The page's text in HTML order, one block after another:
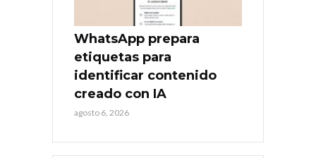
WhatsApp prepara
etiquetas para
identificar contenido
creado con IA
agosto 6, 2026